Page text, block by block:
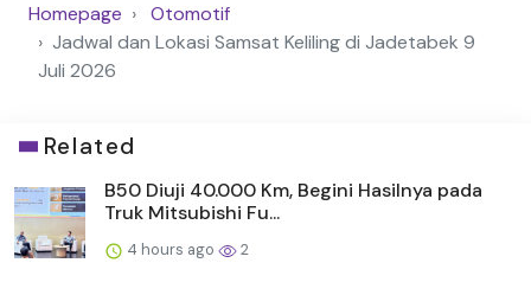
Homepage
Otomotif
Jadwal dan Lokasi Samsat Keliling di Jadetabek 9
Juli 2026
Related
B50 Diuji 40.000 Km, Begini Hasilnya pada
Truk Mitsubishi Fu...
4 hours ago 2